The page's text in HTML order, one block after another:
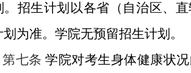
。招生计划以各省（自治区、
划为准。学院无预留招生计划。
第七条 学院对考生身体健康状